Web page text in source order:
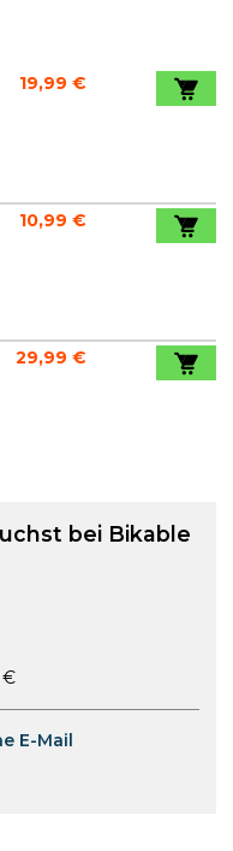
19,99 €
10,99 €
29,99 €
bei Bikable
€
E-Mail